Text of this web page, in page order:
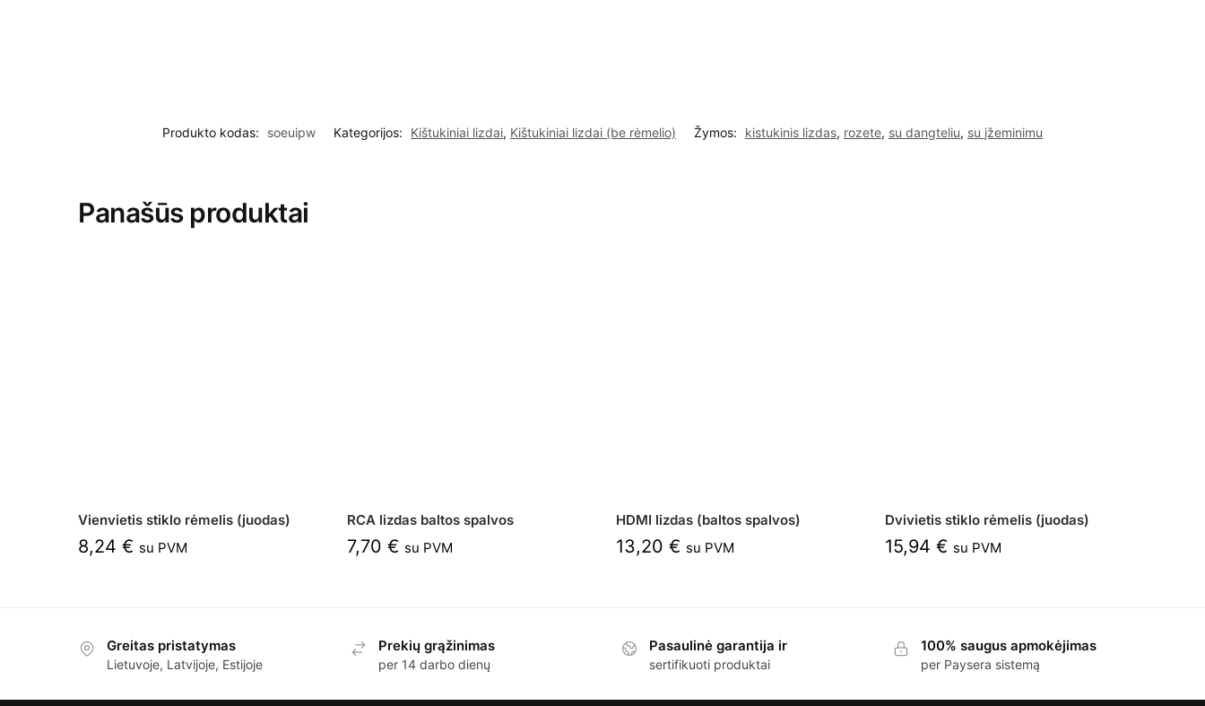
Produkto kodas: soeuipw Kategorijos: Kištukiniai lizdai, Kištukiniai lizdai (be rėmelio) Žymos: kistukinis lizdas, rozete, su dangteliu, su įžeminimu
Panašūs produktai
Vienvietis stiklo rėmelis (juodas)
8,24€ su PVM
RCA lizdas baltos spalvos
7,70 € su PVM
HDMI lizdas (baltos spalvos)
13,20 € su PVM
Dvivietis stiklo rėmelis (juodas)
15,94 € su PVM
Greitas pristatymas
Lietuvoje, Latvijoje, Estijoje
Prekių grąžinimas
per 14 darbo dienų
Pasaulinė garantija ir
sertifikuoti produktai
100% saugus apmokėjimas
per Paysera sistemą